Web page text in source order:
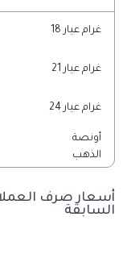
غرام عيار 18
غرام عيار 21
غرام عيار 24
أونصة
الذهب
أسعار صرف
السابقة